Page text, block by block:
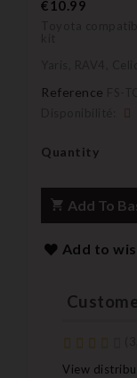
€10.99
Reference
Quantity
Add To
Add to
View